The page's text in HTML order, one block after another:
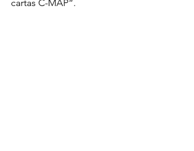
cartas C-MAP”.